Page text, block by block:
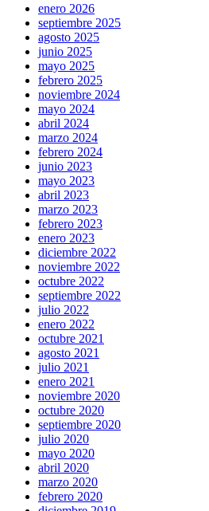
enero 2026
septiembre 2025
agosto 2025
junio 2025
mayo 2025
febrero 2025
noviembre 2024
mayo 2024
abril 2024
marzo 2024
febrero 2024
junio 2023
mayo 2023
abril 2023
marzo 2023
febrero 2023
enero 2023
diciembre 2022
noviembre 2022
octubre 2022
septiembre 2022
julio 2022
enero 2022
octubre 2021
agosto 2021
julio 2021
enero 2021
noviembre 2020
octubre 2020
septiembre 2020
julio 2020
mayo 2020
abril 2020
marzo 2020
febrero 2020